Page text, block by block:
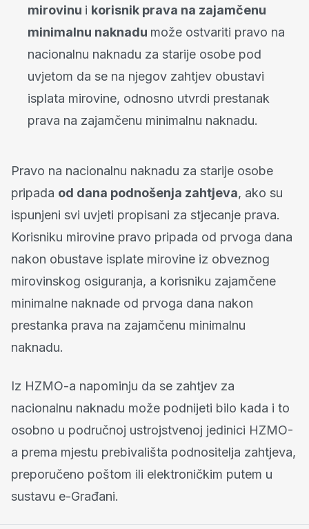
mirovinu i korisnik prava na zajamčenu
minimalnu naknadu može ostvariti pravo na
nacionalnu naknadu za starije osobe pod
uvjetom da se na njegov zahtjev obustavi
isplata mirovine, odnosno utvrdi prestanak
prava na zajamčenu minimalnu naknadu.
Pravo na nacionalnu naknadu za starije osobe
pripada od dana podnošenja zahtjeva, ako su
ispunjeni svi uvjeti propisani za stjecanje prava.
Korisniku mirovine pravo pripada od prvoga dana
nakon obustave isplate mirovine iz obveznog
mirovinskog osiguranja, a korisniku zajamčene
minimalne naknade od prvoga dana nakon
prestanka prava na zajamčenu minimalnu
naknadu.
Iz HZMO-a napominju da se zahtjev za
nacionalnu naknadu može podnijeti bilo kada i to
osobno u područnoj ustrojstvenoj jedinici HZMO-
a prema mjestu prebivališta podnositelja zahtjeva,
preporučeno poštom ili elektroničkim putem u
sustavu e-Građani.